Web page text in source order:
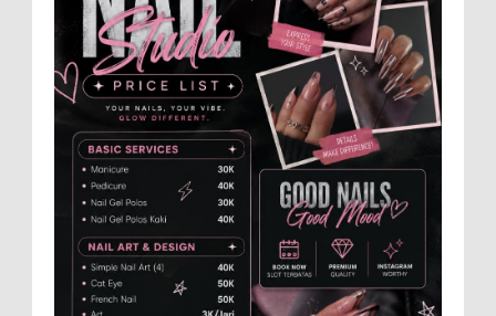
dig...
Anggota Karang Taruna Urunan Demi
Nobar Indonesia Lawan Vietnam
Pertandingan sepakbola antara Tim
Indonesia dan Vietnam tidak dilewatkan
begitu saha oleh penggemar bola, termasuk karang
taruna bahkan mere...
Santri Milenial Siap Sukseskan Program
PTSL